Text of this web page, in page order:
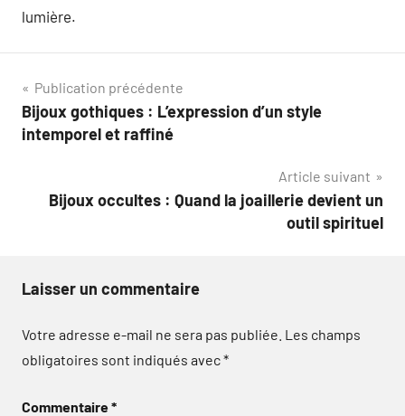
lumière.
Navigation
de
Publication précédente
Bijoux gothiques : L’expression d’un style
intemporel et raffiné
Article suivant
Bijoux occultes : Quand la joaillerie devient un
outil spirituel
Laisser un commentaire
Votre adresse e-mail ne sera pas publiée. Les champs
obligatoires sont indiqués avec*
Commentaire*